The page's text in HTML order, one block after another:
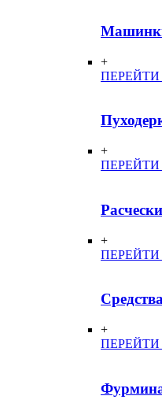
+
ПЕРЕЙТИ
+
ПЕРЕЙТИ
Расчески
+
ПЕРЕЙТИ
+
ПЕРЕЙТИ